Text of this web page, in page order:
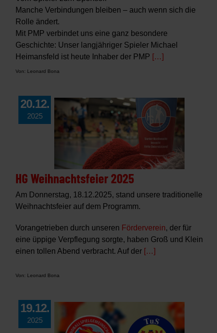
Manche Verbindungen bleiben – auch wenn sich die
Rolle ändert.
Mit PMP verbindet uns eine ganz besondere
Geschichte: Unser langjähriger Spieler Michael
Heimansfeld ist heute Inhaber der PMP […]
Von: Leonard Bona
20.12.
2025
HG Weihnachtsfeier 2025
Am Donnerstag, 18.12.2025, stand unsere traditionelle
Weihnachtsfeier auf dem Programm.
Vorangetrieben durch unseren Förderverein, der für
eine üppige Verpflegung sorgte, haben Groß und Klein
einen tollen Abend verbracht. Auf der […]
Von: Leonard Bona
19.12.
2025